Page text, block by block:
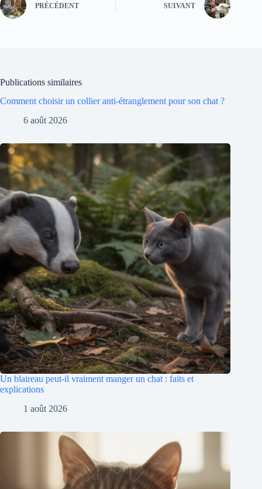
PRÉCÉDENT SUIVANT
Publications similaires
Comment choisir un collier anti-étranglement pour son chat ?
6 août 2026
Un blaireau peut-il vraiment manger un chat : faits et
explications
1 août 2026